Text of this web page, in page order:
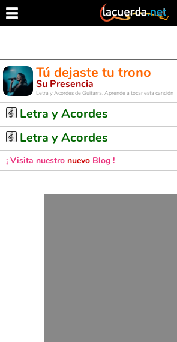
Tú dejaste tu trono
Su Presencia
Letra y Acordes de Guitarra. Aprende a tocar esta canción
Letra y Acordes
Letra y Acordes
¡ Visita nuestro nuevo Blog !